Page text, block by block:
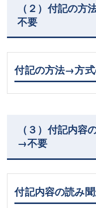
（２）付記の
不要
付記の方法→方
（３）付記内容
→不要
付記内容の読み